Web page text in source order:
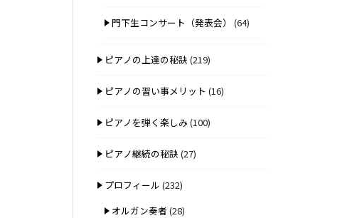
門下生コンサート（発表会） (64)
ピアノの上達の秘訣 (219)
ピアノの習い事メリット (16)
ピアノを弾く楽しみ(100)
ピアノ継続の秘訣 (27)
プロフィール (232)
オルガン奏者 (28)